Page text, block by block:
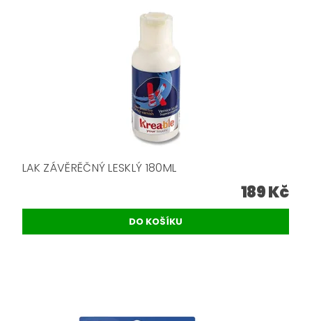
LAK ZÁVĚRĚČNÝ LESKLÝ 180ML
189 Kč